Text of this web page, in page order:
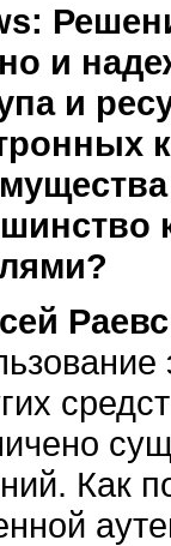
и
и
Как